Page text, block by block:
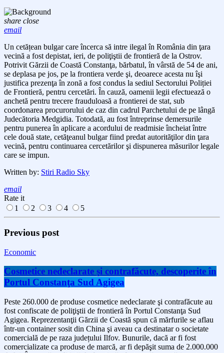
share close
email
Un cetățean bulgar care încerca să intre ilegal în România din ţara
vecină a fost depistat, ieri, de poliţiştii de frontieră de la Ostrov.
Potrivit Gărzii de Coastă Constanţa, bărbatul, în vârstă de 54 de ani,
se deplasa pe jos, pe la frontiera verde şi, deoarece acesta nu îşi
justifica prezenţa în zonă a fost condus la sediul Sectorului Poliției
de Frontieră, pentru cercetări. În cauză, oamenii legii efectuează o
anchetă pentru trecere frauduloasă a frontierei de stat, sub
coordonarea procurorului de caz din cadrul Parchetului de pe lângă
Judecătoria Medgidia. Totodată, au fost întreprinse demersurile
pentru punerea în aplicare a acordului de readmisie încheiat între
cele două state, cetăţeanul bulgar fiind predat autorităţilor din ţara
vecină, pentru continuarea cercetărilor şi dispunerea măsurilor legale
care se impun.
Written by: Stiri Radio Sky
email
Rate it
1
2 3 4 5
Previous post
Economic
Cosmetice nedeclarate şi contrafăcute, descoperite în
Portul Constanţa Sud Agigea
Peste 260.000 de produse cosmetice nedeclarate şi contrafăcute au
fost confiscate de poliţiştii de frontieră în Portul Constanţa Sud
Agigea. Reprezentanţii Gărzii de Coastă spun că mărfurile se aflau
într-un container sosit din China şi aveau ca destinatar o societate
comercială de pe raza județului Ilfov. Bunurile, dacă ar fi fost
comercializate ca produse de marcă, ar fi depăşit suma de 2.000.000